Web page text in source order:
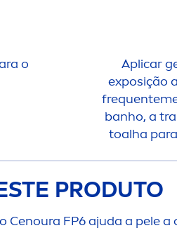
o
Aplicar
exposição
frequente
banho, a
toalha
PRODUTO
Cenoura FP6 ajuda a pele a